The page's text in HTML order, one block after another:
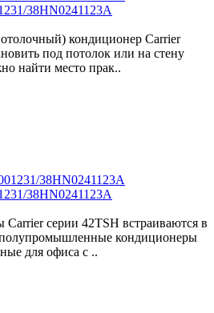
38HN0241123A
кондиционер Carrier
под потолок или на стену
найти место прак..
38HN0241123A
серии 42TSH встраиваются в
кондиционеры
для офиса с ..